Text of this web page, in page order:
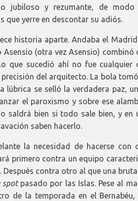
jubiloso y rezumante, de modo
que yerre en descontar su adiós.
historia aparte. Andaba el
(otra vez Asensio) combinó
que sucedió ahí no fue
del arquitecto. La bola
lúbrica se selló la verdadera paz,
el paroxismo y sobre ese
saldrá bien si todo sale bien, y
saben hacerlo.
la necesidad de hacerse con
primero contra un equipo
Después contra otro al que una
spotpasado por las Islas. Pese al
de la temporada en el